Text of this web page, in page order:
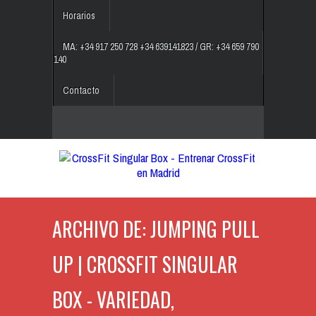
Horarios
MA: +34 917 250 728 +34 639141823 / GR: +34 659 790
140
Contacto
ARCHIVO DE: JUMPING PULL
UP | CROSSFIT SINGULAR
BOX - VARIEDAD,